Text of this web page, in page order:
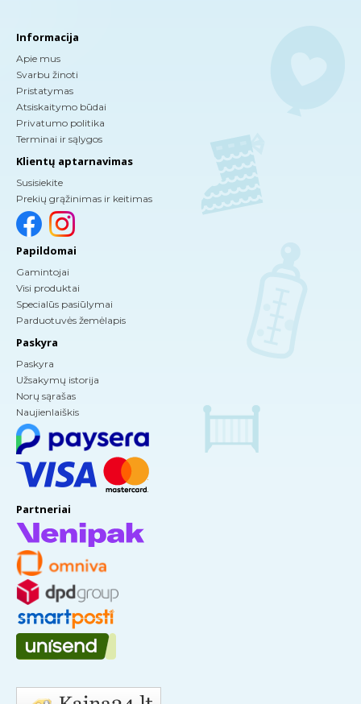
Informacija
Apie mus
Svarbu žinoti
Pristatymas
Atsiskaitymo būdai
Privatumo politika
Terminai ir sąlygos
Klientų aptarnavimas
Susisiekite
Prekių grąžinimas ir keitimas
Papildomai
Gamintojai
Visi produktai
Specialūs pasiūlymai
Parduotuvės žemėlapis
Paskyra
Paskyra
Užsakymų istorija
Norų sąrašas
Naujienlaiškis
Partneriai